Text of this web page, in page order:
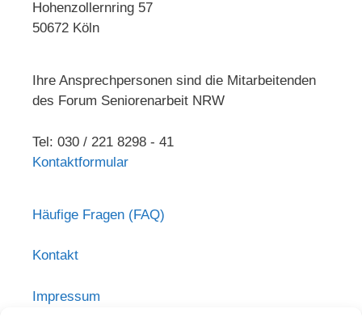
Hohenzollernring 57
50672 Köln
Ihre Ansprechpersonen sind die Mitarbeitenden
des Forum Seniorenarbeit NRW
Tel: 030 / 221 8298 - 41
Kontaktformular
Häufige Fragen (FAQ)
Kontakt
Impressum